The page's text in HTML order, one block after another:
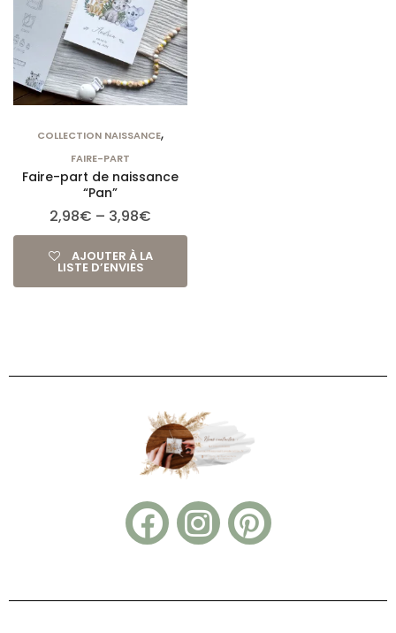
COLLECTION NAISSANCE,
FAIRE-PART
Faire-part de naissance
“Pan”
2,98€ – 3,98€
AJOUTER À LA
LISTE D’ENVIES